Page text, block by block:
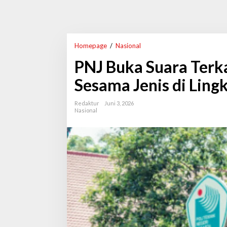
Homepage / Nasional
J
B
u
k
a
r
a
T
e
r
k
a
i
t
V
PNJ Buka Suara
Sesama Jenis di
Redaktur
Juni 3, 2026
Nasional